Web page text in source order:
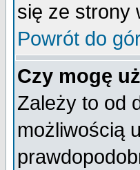
się ze strony
Powrót do
Czy mogę
Zależy to od
możliwością